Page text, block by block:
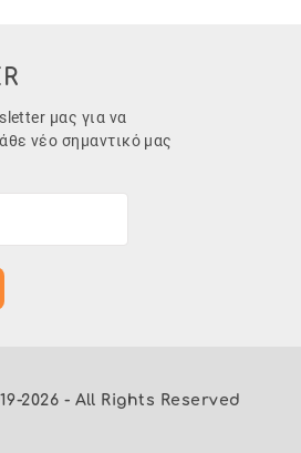
μας για να
νέο σημαντικό μας
2026 - All Rights Reserved